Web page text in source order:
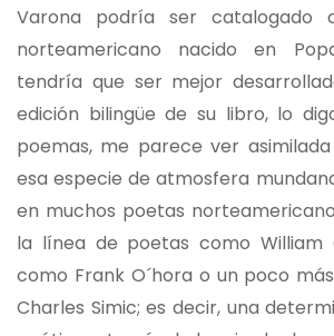
Varona podría ser catalogado
norteamericano nacido en
tendría que ser mejor
edición bilingüe de su libro, lo
poemas, me parece ver
esa especie de atmosfera
en muchos poetas
la línea de poetas como William
como Frank O´hora o un poco
Charles Simic; es decir, una